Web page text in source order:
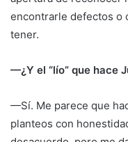
encontrarle defectos o
tener.
—¿Y el “lío” que hace
—Sí. Me parece que
planteos con